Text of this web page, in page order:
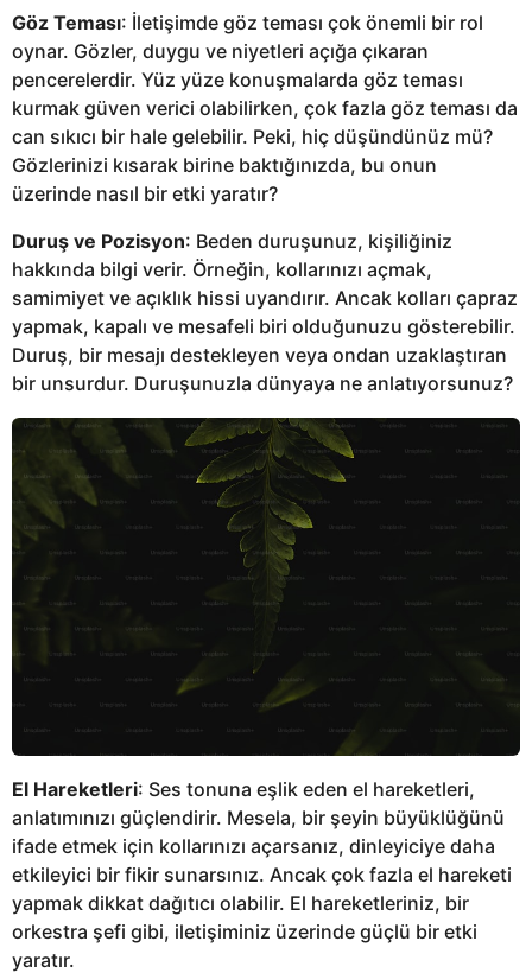
Göz Teması: İletişimde göz teması çok önemli bir rol
oynar. Gözler, duygu ve niyetleri açığa çıkaran
pencerelerdir. Yüz yüze konuşmalarda göz teması
kurmak güven verici olabilirken, çok fazla göz teması da
can sıkıcı bir hale gelebilir. Peki, hiç düşündünüz mü?
Gözlerinizi kısarak birine baktığınızda, bu onun
üzerinde nasıl bir etki yaratır?
Duruş ve Pozisyon: Beden duruşunuz, kişiliğiniz
hakkında bilgi verir. Örneğin, kollarınızı açmak,
samimiyet ve açıklık hissi uyandırır. Ancak kolları çapraz
yapmak, kapalı ve mesafeli biri olduğunuzu gösterebilir.
Duruş, bir mesajı destekleyen veya ondan uzaklaştıran
bir unsurdur. Duruşunuzla dünyaya ne anlatıyorsunuz?
El Hareketleri: Ses tonuna eşlik eden el hareketleri,
anlatımınızı güçlendirir. Mesela, bir şeyin büyüklüğünü
ifade etmek için kollarınızı açarsanız, dinleyiciye daha
etkileyici bir fikir sunarsınız. Ancak çok fazla el hareketi
yapmak dikkat dağıtıcı olabilir. El hareketleriniz, bir
orkestra şefi gibi, iletişiminiz üzerinde güçlü bir etki
yaratır.